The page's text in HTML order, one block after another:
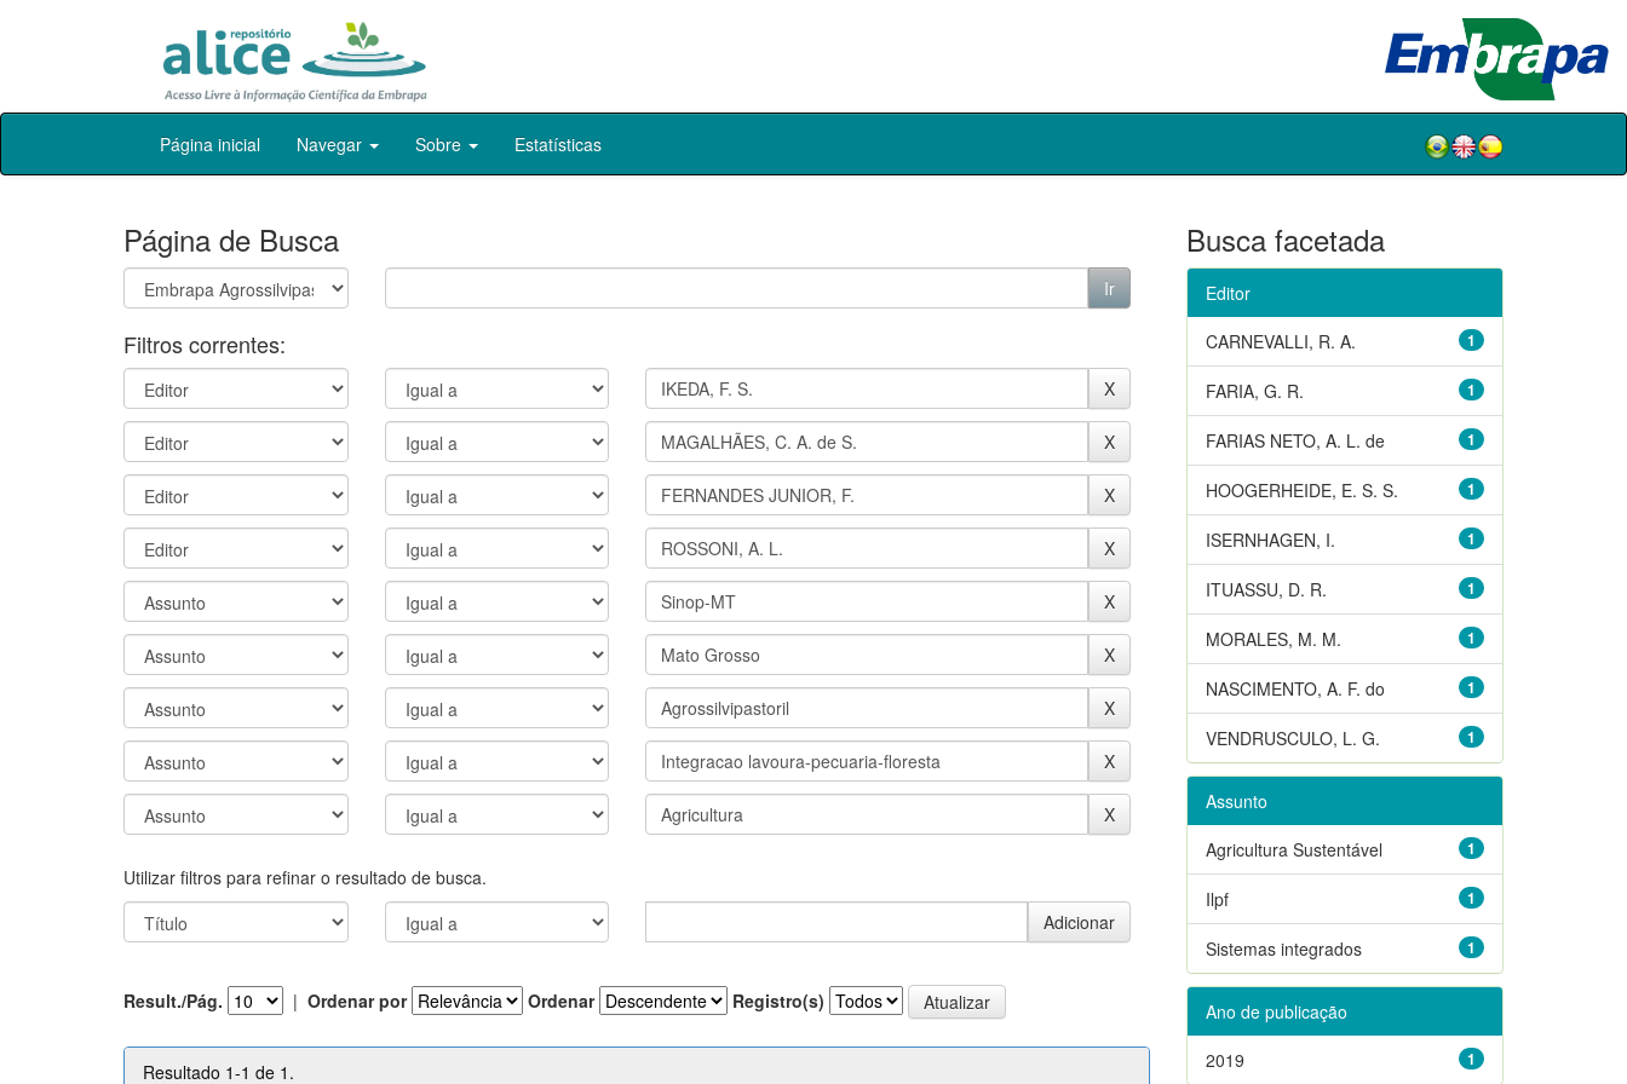
Skip
Página inicial Navegar Sobre Estatísticas
Página de Busca
Filtros correntes:
Utilizar filtros para refinar o resultado de busca.
Result./Pág. | Ordenar por Ordenar Registro(s)
Resultado 1-1 de 1.
Busca facetada
Editor
1
CARNEVALLI, R. A.
1
FARIA, G. R.
1
FARIAS NETO, A. L. de
1
HOOGERHEIDE, E. S. S.
1
ISERNHAGEN, I.
1
ITUASSU, D. R.
1
MORALES, M. M.
1
NASCIMENTO, A. F. do
1
VENDRUSCULO, L. G.
Assunto
1
Agricultura Sustentável
1
Ilpf
1
Sistemas integrados
Ano de publicação
1
2019